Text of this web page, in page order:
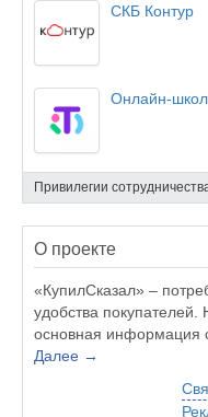
СКБ Контур
Онлайн-
Привилегии
О проекте
«КупилСказал» –
удобства
основная информация
Далее →